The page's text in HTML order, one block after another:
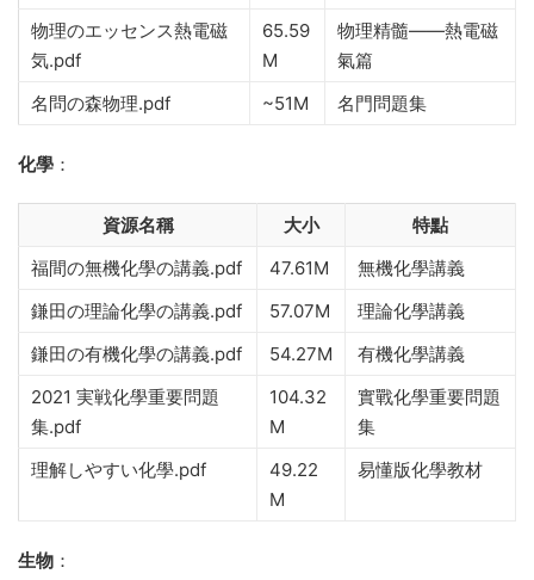
物理のエッセンス熱電磁
気.pdf
65.59
M
物理精髓——熱電磁
氣篇
名問の森物理.pdf
~51M 名門問題集
化學 ：
資源名稱 大小
特點
福間の無機化學の講義.pdf
47.61M
無機化學講義
鎌田の理論化學の講義.pdf
57.07M
理論化學講義
鎌田の有機化學の講義.pdf
54.27M
有機化學講義
2021 実戦化學重要問題
集.pdf
104.32
M
實戰化學重要問題
集
理解しやすい化學.pdf
49.22
M
易懂版化學教材
生物 ：